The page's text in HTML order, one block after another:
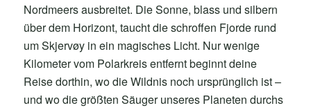
Nordmeers ausbreitet. Die Sonne, blass und silbern
über dem Horizont, taucht die schroffen Fjorde rund
um Skjervøy in ein magisches Licht. Nur wenige
Kilometer vom Polarkreis entfernt beginnt deine
Reise dorthin, wo die Wildnis noch ursprünglich ist –
und wo die größten Säuger unseres Planeten durchs